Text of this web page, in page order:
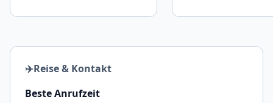
✈️Reise & Kontakt
Beste Anrufzeit